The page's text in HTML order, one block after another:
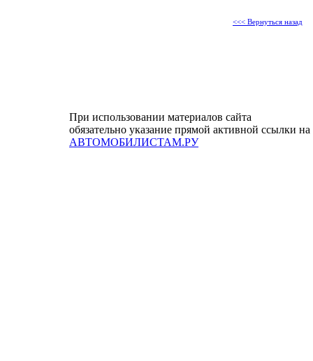
<<< Вернуться назад
При использовании материалов сайта
обязательно указание прямой активной ссылки на
АВТОМОБИЛИСТАМ.РУ